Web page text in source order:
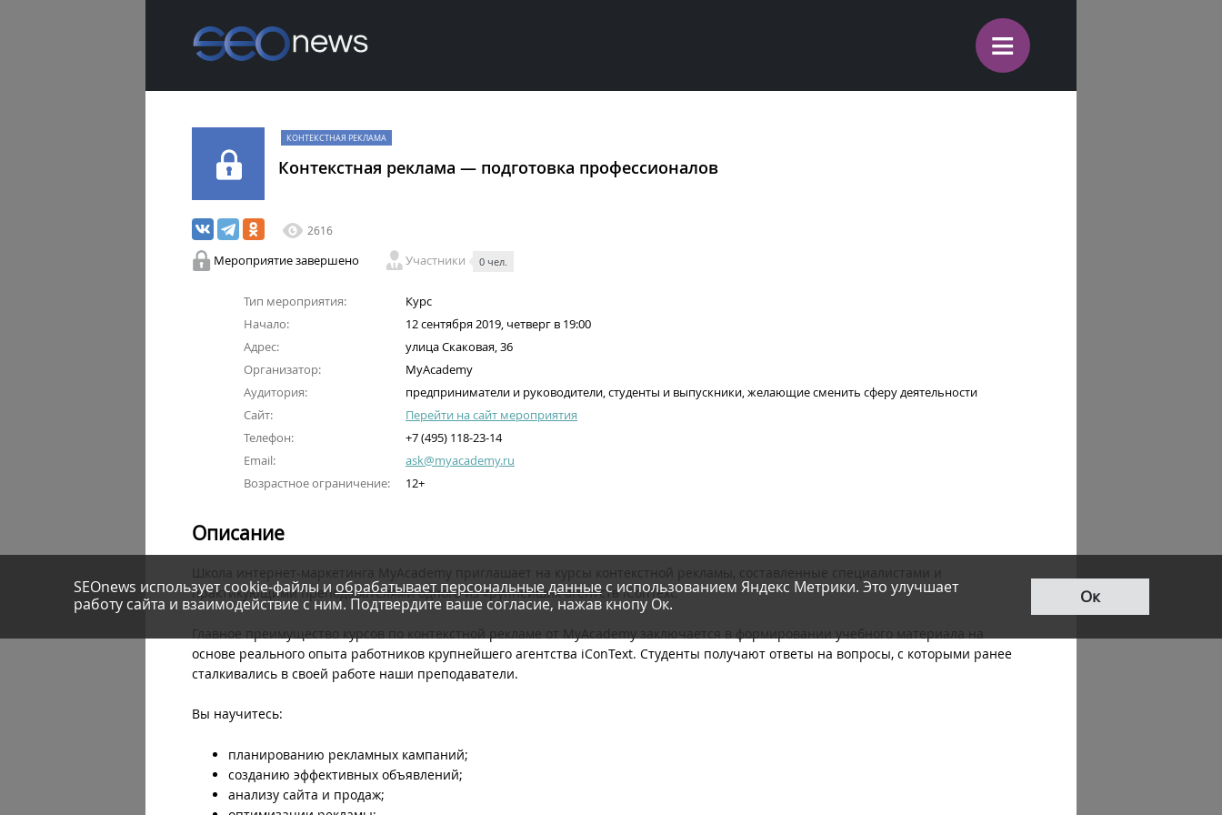
≡
КОНТЕКСТНАЯ РЕКЛАМА
Контекстная реклама — подготовка профессионалов
2616
Мероприятие завершено Участники 0 чел.
Тип мероприятия:
Курс
Начало:
12 сентября 2019, четверг в 19:00
Адрес:
улица Скаковая, 36
Организатор:
MyAcademy
Аудитория:
предприниматели и руководители, студенты и выпускники, желающие сменить сферу деятельности
Сайт:
Перейти на сайт мероприятия
Телефон:
+7 (495) 118-23-14
Email:
ask@myacademy.ru
Возрастное ограничение:
12+
Описание
Школа интернет-маркетинга MyAcademy приглашает на курсы контекстной рекламы, составленные специалистами и
практикующими преподавателями одного из крупнейших агентств iConText.
Главное преимущество курсов по контекстной рекламе от MyAcademy заключается в формировании учебного материала на
основе реального опыта работников крупнейшего агентства iConText. Студенты получают ответы на вопросы, с которыми ранее
сталкивались в своей работе наши преподаватели.
Вы научитесь:
планированию рекламных кампаний;
созданию эффективных объявлений;
анализу сайта и продаж;
SEOnews использует cookie-файлы и обрабатывает персональные данныес использованием Яндекс Метрики. Это улучшает
работу сайта и взаимодействие с ним. Подтвердите ваше согласие, нажав кнопу Ок.
Ок